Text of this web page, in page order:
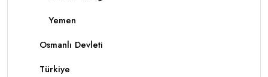
Yemen
Osmanlı Devleti
Türkiye